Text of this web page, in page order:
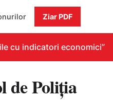
Ziar PDF
cu indicatori economici”
de Poliţia